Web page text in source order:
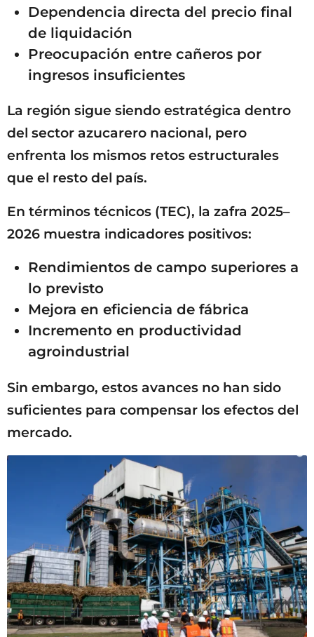
Dependencia directa del precio final
de liquidación
Preocupación entre cañeros por
ingresos insuficientes
La región sigue siendo estratégica dentro
del sector azucarero nacional, pero
enfrenta los mismos retos estructurales
que el resto del país.
En términos técnicos (TEC), la zafra 2025–
2026 muestra indicadores positivos:
Rendimientos de campo superiores a
lo previsto
Mejora en eficiencia de fábrica
Incremento en productividad
agroindustrial
Sin embargo, estos avances no han sido
suficientes para compensar los efectos del
mercado.